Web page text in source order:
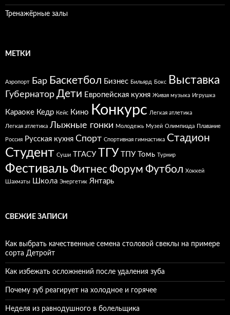
Тренажёрные залы
МЕТКИ
Аэропорт Бар Баскетбол Бизнес Бильярд Бокс Выставка
Губернатор Дети Европейская кухня Живая музыка Игрушка
Караоке Кедр Кейс Кино Конкурс Легкая атлетика
Легкая атлетика Лыжные гонки Молодежь Музей Олимпиада Плавание
Россия Русская кухня Спорт Спортивная гимнастика Стадион
Студент Суши ТГАСУ ТГУ ТПУ Томь Турнир
ФестивальФитнесФорум Футбол Хоккей
Шахматы Школа Энергетик Янтарь
СВЕЖИЕ ЗАПИСИ
Как выбрать качественные семена столовой свеклы на примере
сорта Детройт
Как избежать осложнений после удаления зуба
Почему зуб реагирует на холодное и горячее
Неделя из равнодушного в болельщика